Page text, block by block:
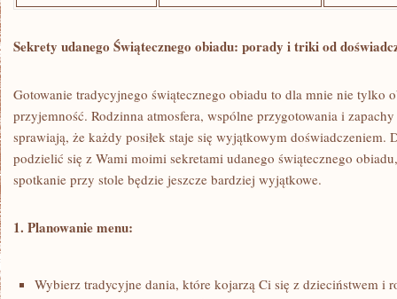
Sekrety udanego Świątecznego ⁢obiadu: ‍porady i triki od
Gotowanie‍ tradycyjnego‌ świątecznego obiadu to dla mnie nie tylko⁣
przyjemność. Rodzinna ​atmosfera, wspólne⁣ przygotowania​ i
sprawiają,⁤ że każdy posiłek staje ‌się⁤ wyjątkowym‍ doświadczeniem.
podzielić⁢ się z ‌Wami moimi⁣ sekretami​ udanego ‌świątecznego⁢
spotkanie ⁤przy stole będzie jeszcze bardziej wyjątkowe.
1. Planowanie‌ menu:
Wybierz tradycyjne dania, które ⁤kojarzą Ci się z dzieciństwem i